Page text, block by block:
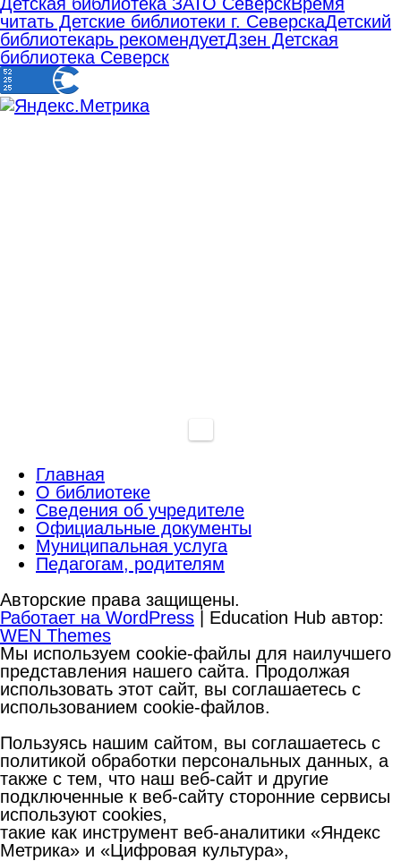
читать Детские библиотеки г. СеверскаДетский
библиотекарь рекомендуетДзен Детская
библиотека Северск
Главная
О библиотеке
Сведения об учредителе
Официальные документы
Муниципальная услуга
Педагогам, родителям
Авторские права защищены.
Работает на WordPress | Education Hub автор:
WEN Themes
Мы используем cookie-файлы для наилучшего
представления нашего сайта. Продолжая
использовать этот сайт, вы соглашаетесь с
использованием cookie-файлов.
Пользуясь нашим сайтом, вы соглашаетесь с
политикой обработки персональных данных, а
также с тем, что наш веб-сайт и другие
подключенные к веб-сайту сторонние сервисы
используют cookies,
такие как инструмент веб-аналитики «Яндекс
Метрика» и «Цифровая культура»,